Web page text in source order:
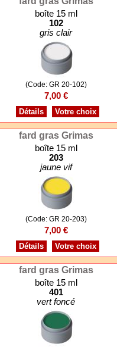
boîte 15 ml
102
gris clair
(Code: GR 20-102)
7,00 €
Détails Votre choix
fard gras Grimas
boîte 15 ml
203
jaune vif
(Code: GR 20-203)
7,00 €
Détails Votre choix
fard gras Grimas
boîte 15 ml
401
vert foncé